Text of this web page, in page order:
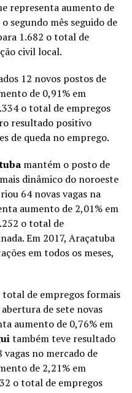
representa aumento de
segundo mês seguido de
1.682 o total de
civil local.
12 novos postos de
de 0,91% em
o total de empregos
resultado positivo
de queda no emprego.
mantém o posto de
dinâmico do noroeste
64 novas vagas na
aumento de 2,01% em
o total de
Em 2017, Araçatuba
em todos os meses,
total de empregos formais
de sete novas
aumento de 0,76% em
também teve resultado
no mercado de
de 2,21% em
o total de empregos